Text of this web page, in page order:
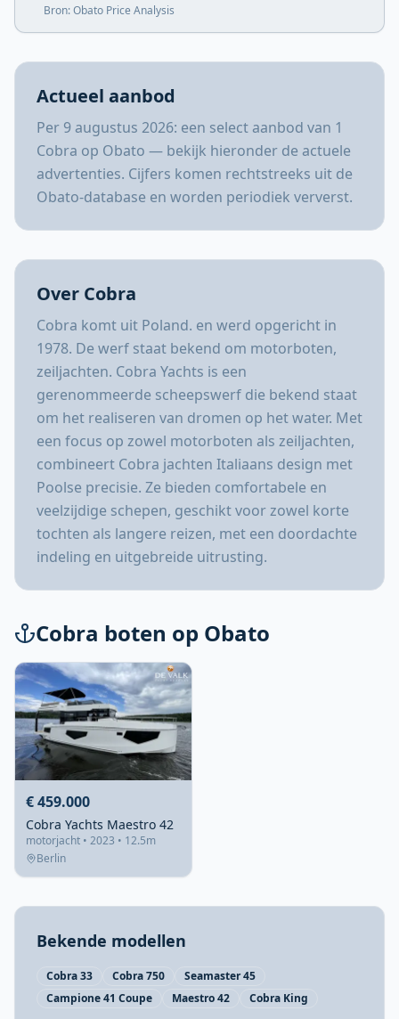
Bron: Obato Price Analysis
Actueel aanbod
Per 9 augustus 2026: een select aanbod van 1
Cobra op Obato — bekijk hieronder de actuele
advertenties. Cijfers komen rechtstreeks uit de
Obato-database en worden periodiek ververst.
Over Cobra
Cobra komt uit Poland. en werd opgericht in
1978. De werf staat bekend om motorboten,
zeiljachten. Cobra Yachts is een
gerenommeerde scheepswerf die bekend staat
om het realiseren van dromen op het water. Met
een focus op zowel motorboten als zeiljachten,
combineert Cobra jachten Italiaans design met
Poolse precisie. Ze bieden comfortabele en
veelzijdige schepen, geschikt voor zowel korte
tochten als langere reizen, met een doordachte
indeling en uitgebreide uitrusting.
Cobra boten op Obato
€ 459.000
Cobra Yachts Maestro 42
motorjacht • 2023 • 12.5m
Berlin
Bekende modellen
Cobra 33 Cobra 750
Seamaster 45
Campione 41 Coupe
Maestro 42 Cobra King